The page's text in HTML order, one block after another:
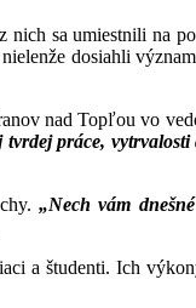
sa umiestnili na
dosiahli
nad Topľou vo
práce,
„Nech vám
a študenti. Ich